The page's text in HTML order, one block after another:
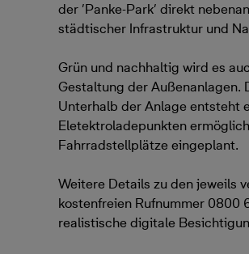
der ’Panke-Park’ direkt
städtischer Infrastruktur und
Grün und nachhaltig wird es
Gestaltung der Außenanlagen.
Unterhalb der Anlage entsteht
Eletektroladepunkten
Fahrradstellplätze eingeplant.
Weitere Details zu den jeweils
kostenfreien Rufnummer 0800
realistische digitale